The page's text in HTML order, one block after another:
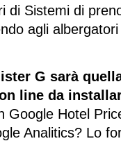
di Sistemi di
agli
G sarà
line da
Google Hotel
Analitics? Lo